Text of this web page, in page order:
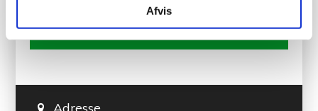
Afvis
Adresse